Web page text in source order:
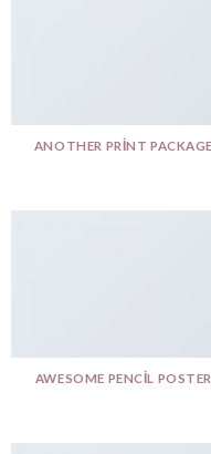
ANOTHER PRINT PACKAGE
AWESOME PENCIL POSTER